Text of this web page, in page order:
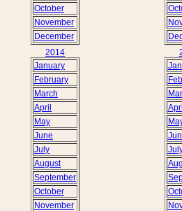
October
November
December
2014
January
February
March
April
May
June
July
August
September
October
November